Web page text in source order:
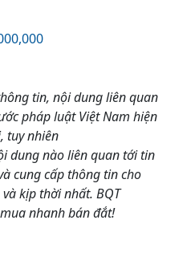
tin, nội dung liên quan
pháp luật Việt Nam hiện
tuy nhiên
dung nào liên quan tới tin
cung cấp thông tin cho
kịp thời nhất. BQT
nhanh bán đắt!